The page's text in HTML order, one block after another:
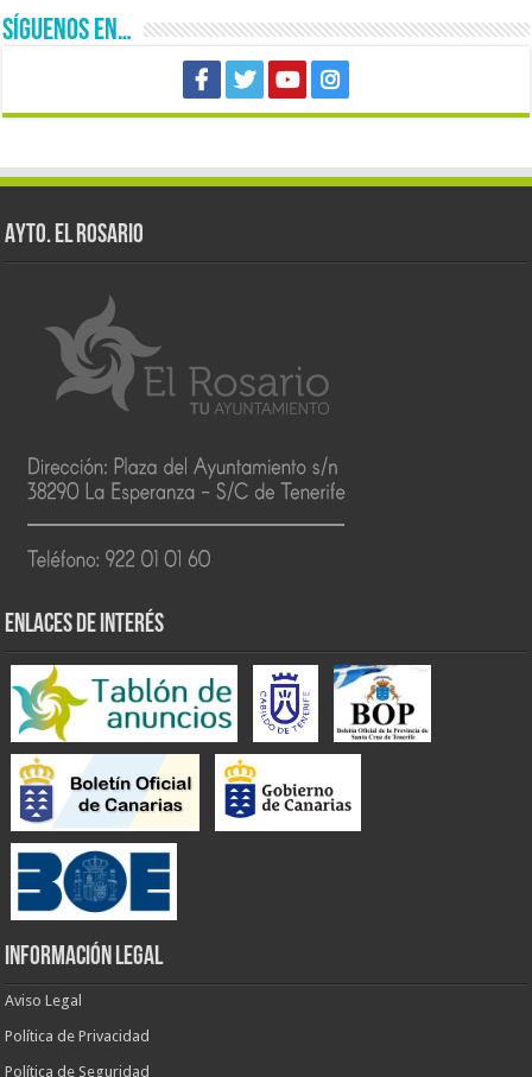
SÍGUENOS EN…
AYTO. EL ROSARIO
ENLACES DE INTERÉS
INFORMACIÓN LEGAL
Aviso Legal
Política de Privacidad
Política de Seguridad